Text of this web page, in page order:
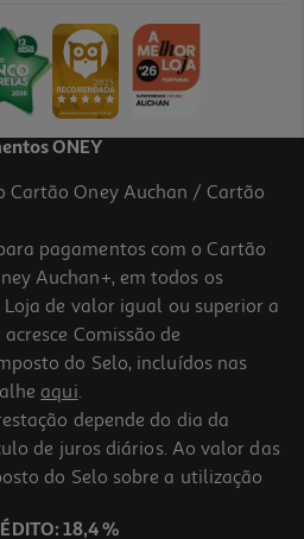
B7rt6ae#ls1
ONEY
Cartão Oney Auchan / Cartão
pagamentos com o Cartão
Auchan+, em todos os
de valor igual ou superior a
Comissão de
do Selo, incluídos nas
aqui.
depende do dia da
de juros diários. Ao valor das
do Selo sobre a utilização
18,4 %